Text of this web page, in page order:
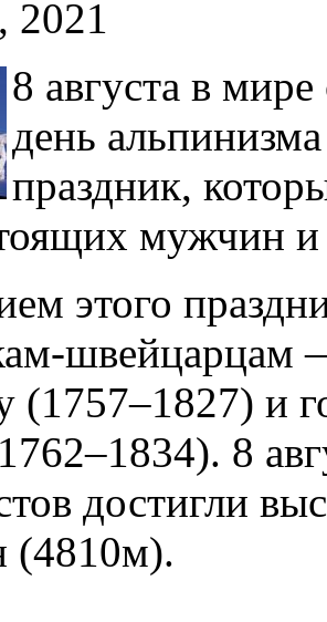
2021
8 августа в
день
праздник,
мужчин
этого
(1757–1827) и
8
достигли
(4810м).